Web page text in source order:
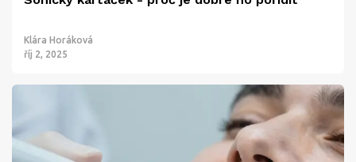
Klára Horáková
říj 2, 2025